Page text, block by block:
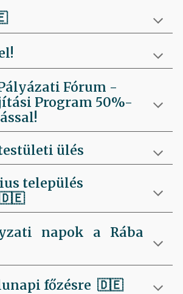
Fórum -
Program 50%-
ülés
település
napok a Rába
főzésre🇩🇪